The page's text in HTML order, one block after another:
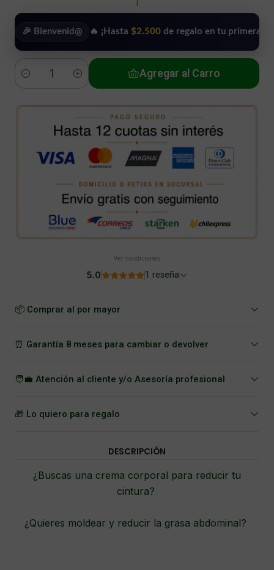
🔥 ¡Hasta $2.500de regalo en tu primera compra!
Cantidad
Agregar al Carro
Ver condiciones
5.0 1 reseña
📦 Comprar al por mayor
⏰ Garantía 8 meses para cambiar o devolver
🧑‍💼 Atención al cliente y/o Asesoría profesional
🎁 Lo quiero para regalo
DESCRIPCIÓN
¿Buscas una crema corporal para reducir tu
cintura?
¿Quieres moldear y reducir la grasa abdominal?